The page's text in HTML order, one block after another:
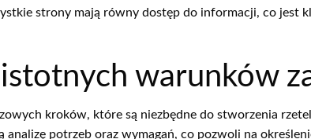
strony mają równy dostęp do informacji, co jest
warunków
kroków, które są niezbędne do stworzenia
potrzeb oraz wymagań, co pozwoli na